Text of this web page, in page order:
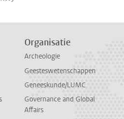
Organisatie
Archeologie
Geesteswetenschappen
Geneeskunde/LUMC
Governance and Global
Affairs